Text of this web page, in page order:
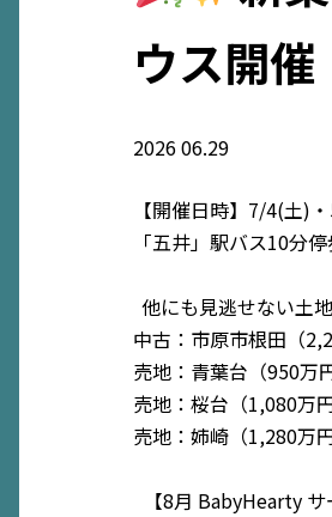
ウス開催
202606.29
【開催日時】7/4(土)
「五井」駅バス10分
他にも見逃せない土
中古：市原市根田（
売地：青葉台（950万
売地：桜台（1,080万
売地：姉崎（1,280万
【8月 BabyHearty